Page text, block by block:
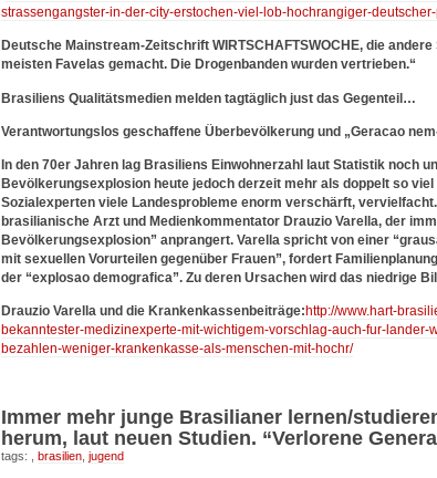
strassengangster-in-der-city-erstochen-viel-lob-hochrangiger-
Deutsche Mainstream-Zeitschrift WIRTSCHAFTSWOCHE, die
meisten Favelas gemacht. Die Drogenbanden wurden vertrieben.“
Brasiliens Qualitätsmedien melden tagtäglich just das Gegenteil…
Verantwortungslos geschaffene Überbevölkerung und „Geracao
In den 70er Jahren lag Brasiliens Einwohnerzahl laut Statistik noch
Bevölkerungsexplosion heute jedoch derzeit mehr als doppelt so
Sozialexperten viele Landesprobleme enorm verschärft,
brasilianische Arzt und Medienkommentator Drauzio Varella, der
Bevölkerungsexplosion” anprangert. Varella spricht von einer
mit sexuellen Vorurteilen gegenüber Frauen”, fordert
der “explosao demografica”. Zu deren Ursachen wird das niedrige
Drauzio Varella und die Krankenkassenbeiträge:http://www.hart-
bekanntester-medizinexperte-mit-wichtigem-vorschlag-auch-fur-
bezahlen-weniger-krankenkasse-als-menschen-mit-hochr/
Immer mehr junge Brasilianer lernen/
herum, laut neuen Studien. “Verlorene
tags: , brasilien jugend